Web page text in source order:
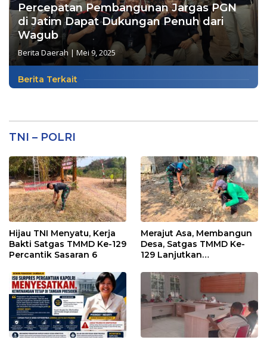
Percepatan Pembangunan Jargas PGN
di Jatim Dapat Dukungan Penuh dari
Wagub
Berita Daerah | Mei 9, 2025
Berita Terkait
TNI – POLRI
Hijau TNI Menyatu, Kerja
Bakti Satgas TMMD Ke-129
Percantik Sasaran 6
Merajut Asa, Membangun
Desa, Satgas TMMD Ke-
129 Lanjutkan